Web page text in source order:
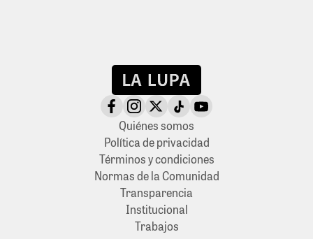
Quiénes somos
Política de privacidad
Términos y condiciones
Normas de la Comunidad
Transparencia
Institucional
Trabajos